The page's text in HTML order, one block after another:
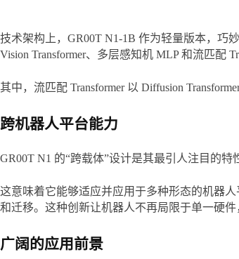
技术架构上，GR00T N1-1B 作为轻量版本，巧
Vision Transformer、多层感知机 MLP 和流匹配
其中，流匹配 Transformer 以 Diffusion
跨机器人平台能力
GR00T N1 的“跨载体”设计是其最引人注目的特
这意味着它能够适应并应用于多种形态的机器
和迁移。这种创新让机器人不再局限于单一硬
广阔的应用前景